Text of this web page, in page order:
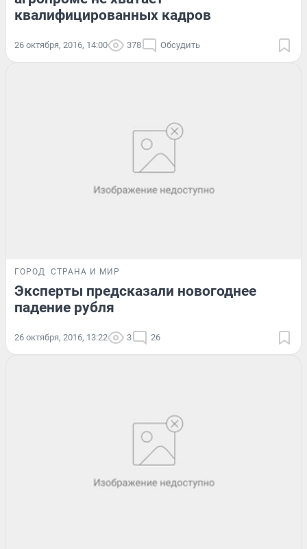
квалифицированных кадров
26 октября, 2016, 14:00 378 Обсудить
ГОРОД СТРАНА И МИР
Эксперты предсказали новогоднее
падение рубля
26 октября, 2016, 13:22 3 26